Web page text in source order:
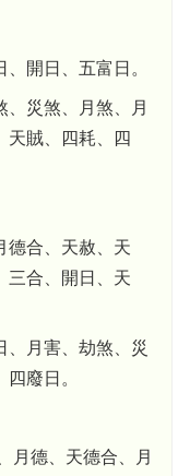
開日、五富日。
、災煞、月煞、月
天賊、四耗、四
德合、天赦、天
三合、開日、天
、月害、劫煞、災
廢日。
月德、天德合、月